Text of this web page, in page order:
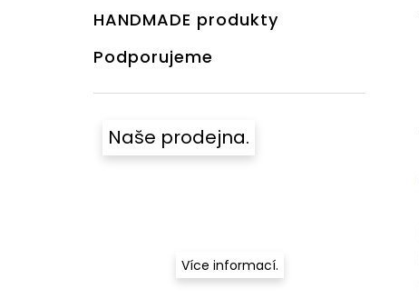
HANDMADE produkty
Podporujeme
Naše prodejna.
Více informací.